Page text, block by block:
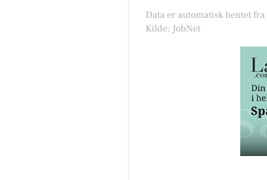
Data er automatisk hentet
Kilde: JobNet